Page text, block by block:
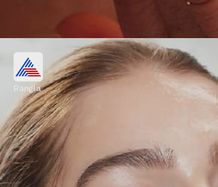
পার্লারের টাকা বাঁচিয়ে
ফেশিয়াল!
মুখ পরিষ্কার করার পর, হালকা স্ক্রাব
ম্যাসাজ করুন। এতে ত্বকের মরা কোষ
মসৃণ দেখাবে। আপনার ত্বক
ঘষবেন না।
Bangla